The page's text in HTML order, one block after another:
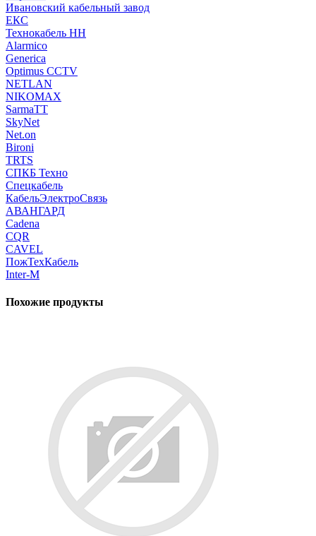
Ивановский кабельный завод
ЕКС
Технокабель НН
Alarmico
Generica
Optimus CCTV
NETLAN
NIKOMAX
SarmaTT
SkyNet
Net.on
Bironi
TRTS
СПКБ Техно
Спецкабель
КабельЭлектроСвязь
АВАНГАРД
Cadena
CQR
CAVEL
ПожТехКабель
Inter-M
Похожие продукты